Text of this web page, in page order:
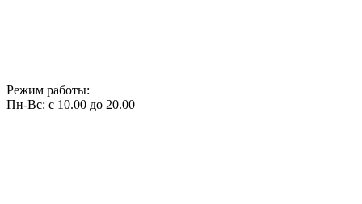
Режим работы:
Пн-Вс: с 10.00 до 20.00